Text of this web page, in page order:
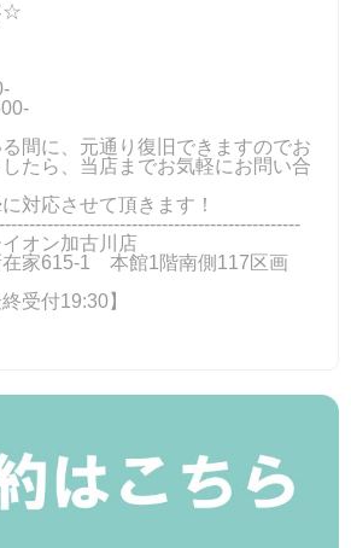
☆
間に、元通り復旧できますのでお
たら、当店までお気軽にお問い合
対応させて頂きます！
オン加古川店
在家615-1 本館1階南側117区画
受付19:30】